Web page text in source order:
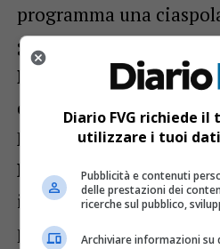
programma una
guida alpina sul Monte
Ravascletto:
con guida alpina di circa
Marmoreana
Piancavallo:
in programma una
per vedere l’alba dal
Diario FVG richiede il
utilizzare i tuoi
Pubblicità e contenuti
delle prestazioni dei
ricerche sul pubblico,
Archiviare informazioni su